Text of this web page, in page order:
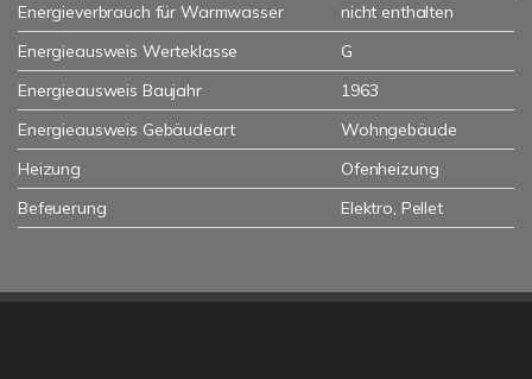
Energieverbrauch für Warmwasser
nicht enthalten
Energieausweis Werteklasse
G
Energieausweis Baujahr
1963
Energieausweis Gebäudeart
Wohngebäude
Heizung
Ofenheizung
Befeuerung
Elektro, Pellet